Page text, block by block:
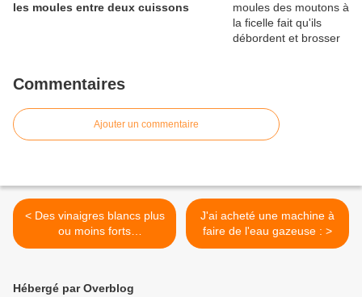
les moules entre deux cuissons
Commentaires
Ajouter un commentaire
< Des vinaigres blancs plus
ou moins forts
(pourcentage d'alcool) :
J'ai acheté une machine à
faire de l'eau gazeuse : >
Hébergé par Overblog